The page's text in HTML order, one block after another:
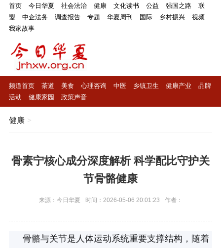
首页 今日华夏 社会法治 健康 文化读书 公益 强国之路
联
盟
中企法务 调查报告 专题 华夏周刊 国际 乡村振兴
视频
我家故事
频道首页 茶道 美食 心理咨询 中医 乡镇卫生 健康产业
品牌
活动
健康家园 政策声音
健康 >
骨素宁核心成分深度解析 科学配比守护关
节骨骼健康
来源：今日华夏 时间：2026-05-06 20:01:23 作者：
骨骼与关节是人体运动系统重要支撑结构，随着